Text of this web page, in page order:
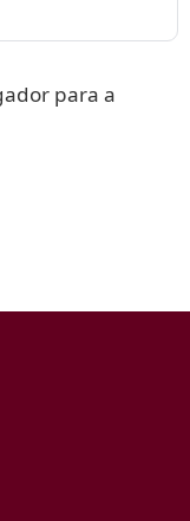
para a